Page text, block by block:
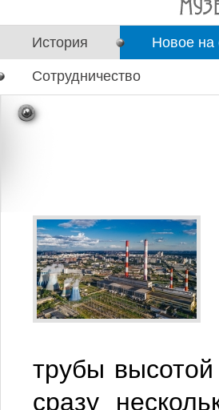
История Новое на
Сотрудничество
трубы
сразу